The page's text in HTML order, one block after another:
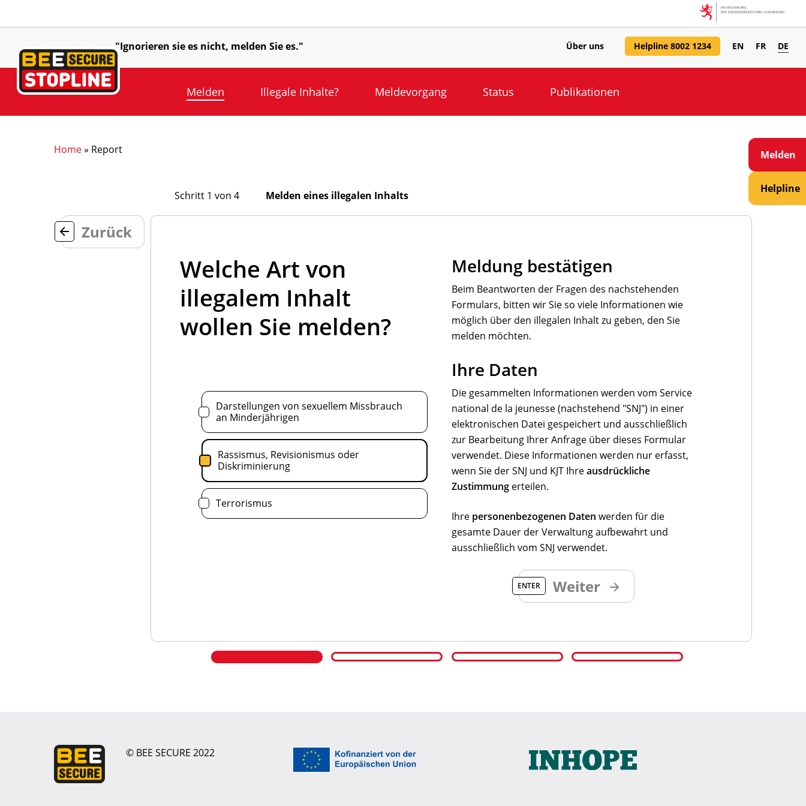
content
"Ignorieren sie es nicht, melden Sie es." Über uns Helpline 8002 1234 EN FR DE
Melden Illegale Inhalte? Meldevorgang Status Publikationen
Melden
Helpline
Home» Report
Schritt 1 von 4 Melden eines illegalen Inhalts
Zurück
Welche Art von
illegalem Inhalt
wollen Sie melden?
Darstellungen von sexuellem Missbrauch
an Minderjährigen
Rassismus, Revisionismus oder
Diskriminierung
Terrorismus
Meldung bestätigen
Beim Beantworten der Fragen des nachstehenden
Formulars, bitten wir Sie so viele Informationen wie
möglich über den illegalen Inhalt zu geben, den Sie
melden möchten.
Ihre Daten
Die gesammelten Informationen werden vom Service
national de la jeunesse (nachstehend "SNJ") in einer
elektronischen Datei gespeichert und ausschließlich
zur Bearbeitung Ihrer Anfrage über dieses Formular
verwendet. Diese Informationen werden nur erfasst,
wenn Sie der SNJ und KJT Ihreausdrückliche
Zustimmungerteilen.
Ihre personenbezogenen Daten werden für die
gesamte Dauer der Verwaltung aufbewahrt und
ausschließlich vom SNJ verwendet.
ENTER Weiter
© BEE SECURE 2022